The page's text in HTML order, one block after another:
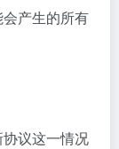
产生的所有
议这一情况